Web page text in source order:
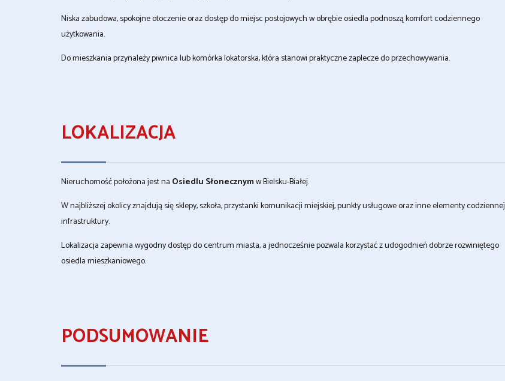
Niska zabudowa, spokojne otoczenie oraz dostęp do miejsc postojowych w obrębie osiedla podnoszą komfort codziennego
użytkowania.
Do mieszkania przynależy piwnica lub komórka lokatorska, która stanowi praktyczne zaplecze do przechowywania.
LOKALIZACJA
Nieruchomość położona jest na Osiedlu Słonecznymw Bielsku-Białej.
W najbliższej okolicy znajdują się sklepy, szkoła, przystanki komunikacji miejskiej, punkty usługowe oraz inne elementy codziennej
infrastruktury.
Lokalizacja zapewnia wygodny dostęp do centrum miasta, a jednocześnie pozwala korzystać z udogodnień dobrze rozwiniętego
osiedla mieszkaniowego.
PODSUMOWANIE